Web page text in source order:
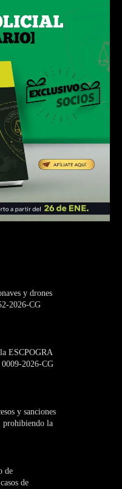
y drones
2026-CG
ESCPOGRA
2026-CG
y sanciones
la
de
de